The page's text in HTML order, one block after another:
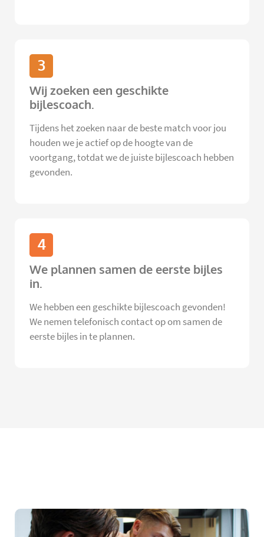
3
Wij zoeken een geschikte
bijlescoach.
Tijdens het zoeken naar de beste match voor jou
houden we je actief op de hoogte van de
voortgang, totdat we de juiste bijlescoach hebben
gevonden.
4
We plannen samen de eerste bijles
in.
We hebben een geschikte bijlescoach gevonden!
We nemen telefonisch contact op om samen de
eerste bijles in te plannen.